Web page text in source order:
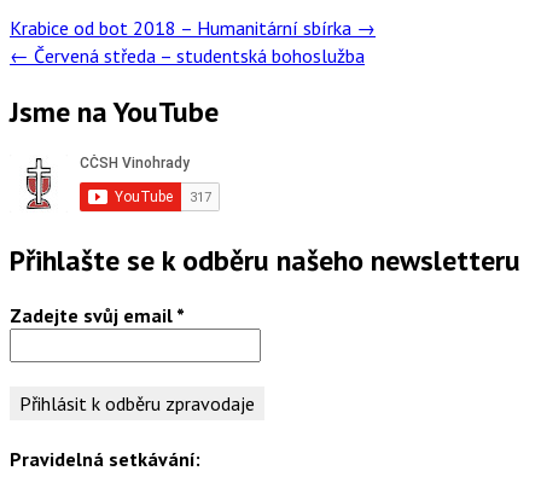
Post
navigation
Krabice od bot 2018 – Humanitární sbírka →
← Červená středa – studentská bohoslužba
Jsme na YouTube
Přihlašte se k odběru našeho newsletteru
Zadejte svůj email *
Pravidelná setkávání: